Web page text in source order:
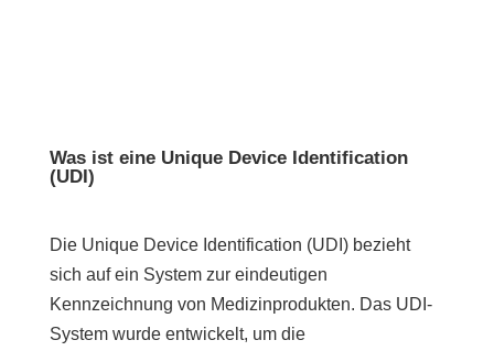
Was ist eine Unique Device Identification
(UDI)
Die Unique Device Identification (UDI) bezieht
sich auf ein System zur eindeutigen
Kennzeichnung von Medizinprodukten. Das UDI-
System wurde entwickelt, um die